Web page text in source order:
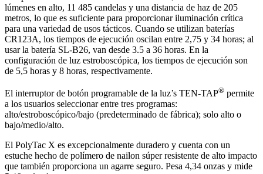
lúmenes en alto, 11 485 candelas y una distancia de haz de 205
metros, lo que es suficiente para proporcionar iluminación crítica
para una variedad de usos tácticos. Cuando se utilizan baterías
CR123A, los tiempos de ejecución oscilan entre 2,75 y 34 horas; al
usar la batería SL-B26, van desde 3.5 a 36 horas. En la
configuración de luz estroboscópica, los tiempos de ejecución son
de 5,5 horas y 8 horas, respectivamente.
El interruptor de botón programable de la luz’s TEN-TAP® permite
a los usuarios seleccionar entre tres programas:
alto/estroboscópico/bajo (predeterminado de fábrica); solo alto o
bajo/medio/alto.
El PolyTac X es excepcionalmente duradero y cuenta con un
estuche hecho de polímero de nailon súper resistente de alto impacto
que también proporciona un agarre seguro. Pesa 4,34 onzas y mide